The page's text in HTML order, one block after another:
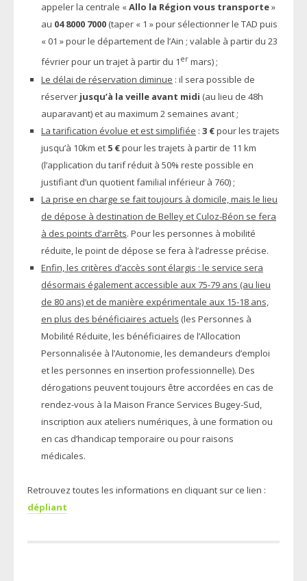
appeler la centrale «Allo la Région vous transporte»
au 04 8000 7000 (taper « 1 » pour sélectionner le TAD puis
« 01 » pour le département de l’Ain ; valable à partir du 23
février pour un trajet à partir du 1 er mars) ;
Le délai de réservation diminue : il sera possible de
réserver jusqu’à la veille avant midi (au lieu de 48h
auparavant) et au maximum 2 semaines avant ;
La tarification évolue et est simplifiée : 3 €pour les trajets
jusqu’à 10km et 5 €pour les trajets à partir de 11 km
(l’application du tarif réduit à 50% reste possible en
justifiant d’un quotient familial inférieur à 760) ;
La prise en charge se fait toujours à domicile, mais le lieu
de dépose à destination de Belley et Culoz-Béon se fera
à des points d’arrêts. Pour les personnes à mobilité
réduite, le point de dépose se fera à l’adresse précise.
Enfin, les critères d’accès sont élargis : le service sera
désormais également accessible aux 75-79 ans (au lieu
de 80 ans) et de manière expérimentale aux 15-18 ans,
en plus des bénéficiaires actuels (les Personnes à
Mobilité Réduite, les bénéficiaires de l’Allocation
Personnalisée à l’Autonomie, les demandeurs d’emploi
et les personnes en insertion professionnelle). Des
dérogations peuvent toujours être accordées en cas de
rendez-vous à la Maison France Services Bugey-Sud,
inscription aux ateliers numériques, à une formation ou
en cas d’handicap temporaire ou pour raisons
médicales.
Retrouvez toutes les informations en cliquant sur ce lien :
dépliant